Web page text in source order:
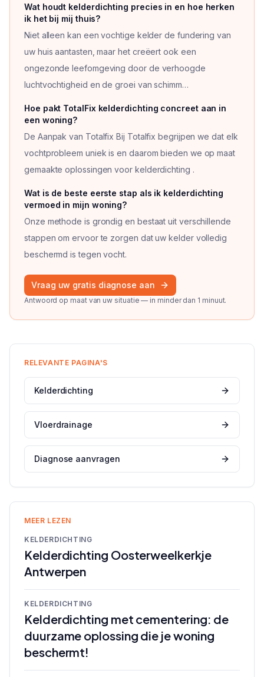
Wat houdt kelderdichting precies in en hoe herken
ik het bij mij thuis?
Niet alleen kan een vochtige kelder de fundering van
uw huis aantasten, maar het creëert ook een
ongezonde leefomgeving door de verhoogde
luchtvochtigheid en de groei van schimm…
Hoe pakt TotalFix kelderdichting concreet aan in
een woning?
De Aanpak van Totalfix Bij Totalfix begrijpen we dat elk
vochtprobleem uniek is en daarom bieden we op maat
gemaakte oplossingen voor kelderdichting .
Wat is de beste eerste stap als ik kelderdichting
vermoed in mijn woning?
Onze methode is grondig en bestaat uit verschillende
stappen om ervoor te zorgen dat uw kelder volledig
beschermd is tegen vocht.
Vraag uw gratis diagnose aan
Antwoord op maat van uw situatie — in minder dan 1 minuut.
RELEVANTE PAGINA'S
Kelderdichting
Vloerdrainage
Diagnose aanvragen
MEER LEZEN
KELDERDICHTING
Kelderdichting Oosterweelkerkje
Antwerpen
KELDERDICHTING
Kelderdichting met cementering: de
duurzame oplossing die je woning
beschermt!